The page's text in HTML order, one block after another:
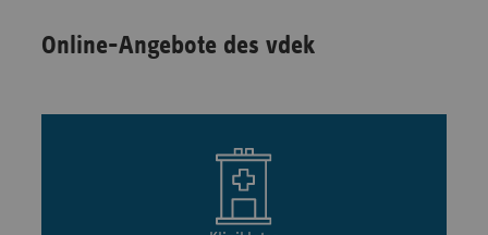
Online-Angebote des vdek